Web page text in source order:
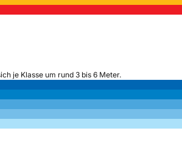
je Klasse um rund 3 bis 6 Meter.